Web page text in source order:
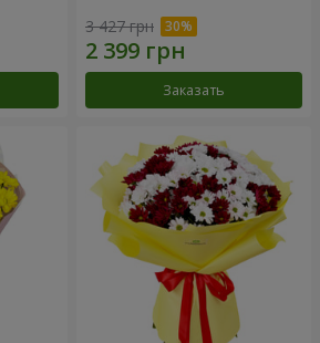
3 427 грн
Заказать